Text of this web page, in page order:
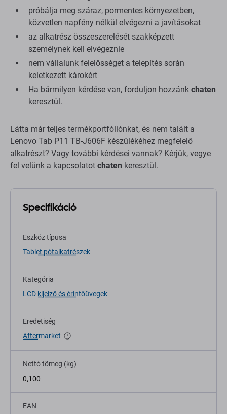
próbálja meg száraz, pormentes környezetben,
közvetlen napfény nélkül elvégezni a javításokat
az alkatrész összeszerelését szakképzett
személynek kell elvégeznie
nem vállalunk felelősséget a telepítés során
keletkezett károkért
Ha bármilyen kérdése van, forduljon hozzánk chaten
keresztül.
Látta már teljes termékportfóliónkat, és nem talált a
Lenovo Tab P11 TB-J606F készülékéhez megfelelő
alkatrészt? Vagy további kérdései vannak? Kérjük, vegye
fel velünk a kapcsolatot chaten keresztül.
Specifikáció
Eszköz típusa
Tablet pótalkatrészek
Kategória
LCD kijelző és érintőüvegek
Eredetiség
Aftermarket
Nettó tömeg (kg)
0,100
EAN